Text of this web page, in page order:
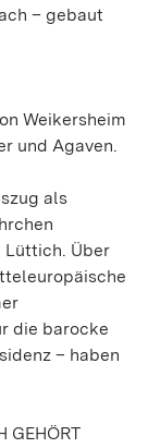
– gebaut
Weikersheim
und Agaven.
als
Lüttich. Über
die barocke
– haben
GEHÖRT